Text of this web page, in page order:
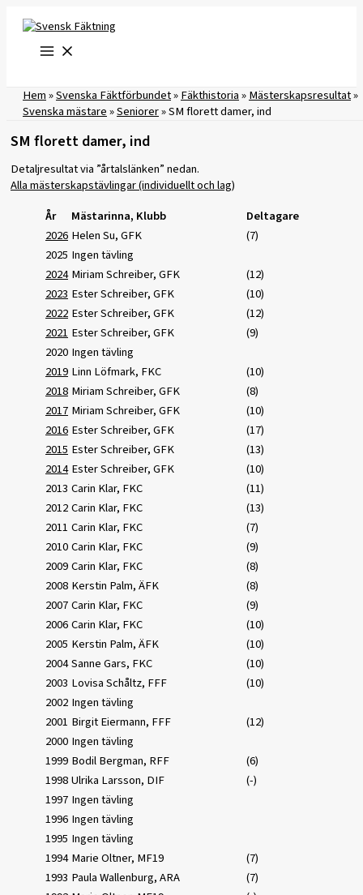
innehåll
Hem»Svenska Fäktförbundet»Fäkthistoria»Mästerskapsresultat»
Svenska mästare»Seniorer»SM florett damer, ind
SM florett damer, ind
Detaljresultat via ”årtalslänken” nedan.
Alla mästerskapstävlingar (individuellt och lag)
År
Mästarinna, Klubb
Deltagare
2026 Helen Su, GFK
(7)
2025 Ingen tävling
2024 Miriam Schreiber, GFK
(12)
2023 Ester Schreiber, GFK
(10)
2022 Ester Schreiber, GFK
(12)
2021 Ester Schreiber, GFK
(9)
2020 Ingen tävling
2019 Linn Löfmark, FKC
(10)
2018 Miriam Schreiber, GFK
(8)
2017 Miriam Schreiber, GFK
(10)
2016 Ester Schreiber, GFK
(17)
2015 Ester Schreiber, GFK
(13)
2014 Ester Schreiber, GFK
(10)
2013 Carin Klar, FKC
(11)
2012Carin Klar, FKC
(13)
2011 Carin Klar, FKC
(7)
2010Carin Klar, FKC
(9)
2009Carin Klar, FKC
(8)
2008 Kerstin Palm, ÄFK
(8)
2007Carin Klar, FKC
(9)
2006Carin Klar, FKC
(10)
2005 Kerstin Palm, ÄFK
(10)
2004Sanne Gars, FKC
(10)
2003 Lovisa Schåltz, FFF
(10)
2002 Ingen tävling
2001 Birgit Eiermann, FFF
(12)
2000 Ingen tävling
1999 Bodil Bergman, RFF
(6)
1998Ulrika Larsson, DIF
(-)
1997 Ingen tävling
1996 Ingen tävling
1995 Ingen tävling
1994 Marie Oltner, MF19
(7)
1993 Paula Wallenburg, ARA
(7)